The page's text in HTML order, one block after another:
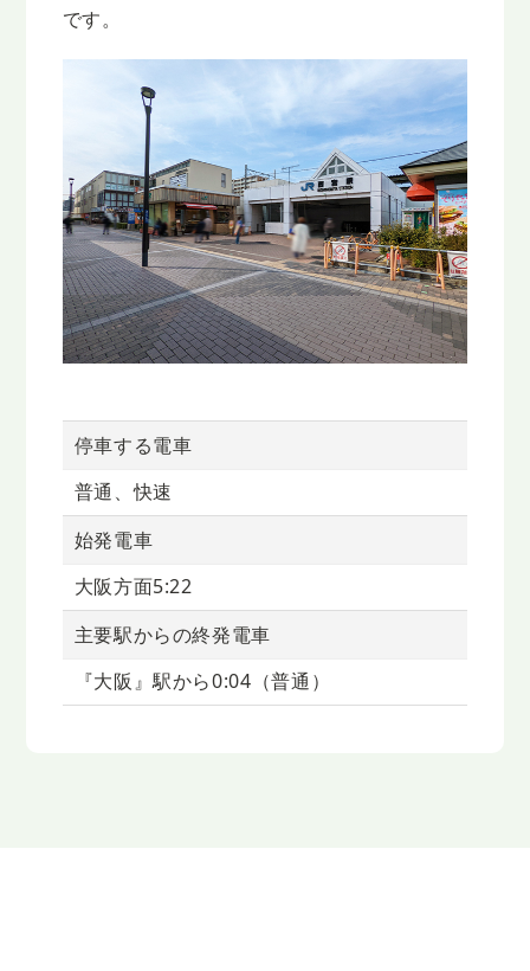
です。
停車する電車
普通、快速
始発電車
大阪方面5:22
主要駅からの終発電車
『大阪』駅から0:04（普通）